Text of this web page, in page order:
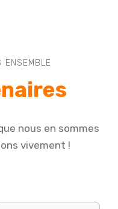
ENSEMBLE
nous en sommes
vivement !